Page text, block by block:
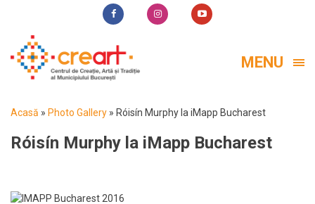
MENU
Acasă » Photo Gallery » Róisín Murphy la iMapp Bucharest
Róisín Murphy la iMapp Bucharest